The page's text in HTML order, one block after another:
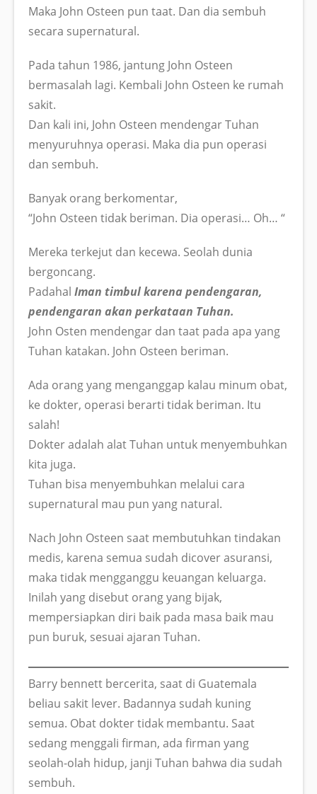
Maka John Osteen pun taat. Dan dia sembuh
secara supernatural.
Pada tahun 1986, jantung John Osteen
bermasalah lagi. Kembali John Osteen ke rumah
sakit.
Dan kali ini, John Osteen mendengar Tuhan
menyuruhnya operasi. Maka dia pun operasi
dan sembuh.
Banyak orang berkomentar,
“John Osteen tidak beriman. Dia operasi… Oh… “
Mereka terkejut dan kecewa. Seolah dunia
bergoncang.
Padahal Iman timbul karena pendengaran,
pendengaran akan perkataan Tuhan.
John Osten mendengar dan taat pada apa yang
Tuhan katakan. John Osteen beriman.
Ada orang yang menganggap kalau minum obat,
ke dokter, operasi berarti tidak beriman. Itu
salah!
Dokter adalah alat Tuhan untuk menyembuhkan
kita juga.
Tuhan bisa menyembuhkan melalui cara
supernatural mau pun yang natural.
Nach John Osteen saat membutuhkan tindakan
medis, karena semua sudah dicover asuransi,
maka tidak mengganggu keuangan keluarga.
Inilah yang disebut orang yang bijak,
mempersiapkan diri baik pada masa baik mau
pun buruk, sesuai ajaran Tuhan.
Barry bennett bercerita, saat di Guatemala
beliau sakit lever. Badannya sudah kuning
semua. Obat dokter tidak membantu. Saat
sedang menggali firman, ada firman yang
seolah-olah hidup, janji Tuhan bahwa dia sudah
sembuh.